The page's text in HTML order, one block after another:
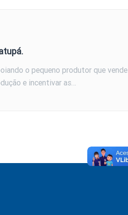
o pequeno produtor que vende
e incentivar as…